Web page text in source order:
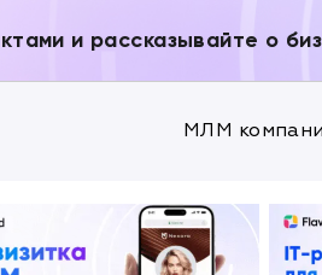
и рассказывайте о
МЛМ